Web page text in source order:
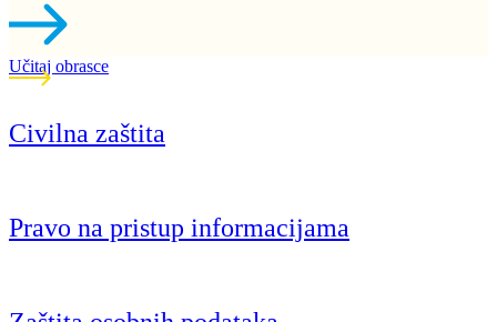
Učitaj obrasce
Civilna zaštita
Pravo na pristup informacijama